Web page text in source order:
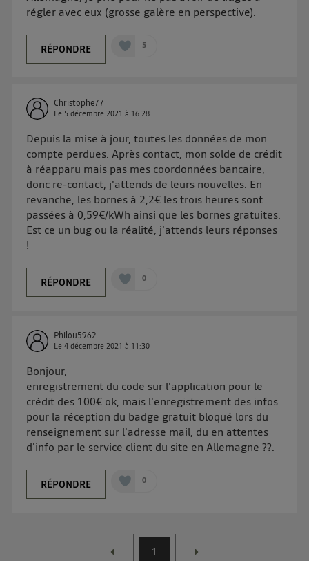
régler avec eux (grosse galère en perspective).
RÉPONDRE 5
Christophe77
Le 5 décembre 2021 à 16:28
Depuis la mise à jour, toutes les données de mon
compte perdues. Après contact, mon solde de crédit
à réapparu mais pas mes coordonnées bancaire,
donc re-contact, j'attends de leurs nouvelles. En
revanche, les bornes à 2,2€ les trois heures sont
passées à 0,59€/kWh ainsi que les bornes gratuites.
Est ce un bug ou la réalité, j'attends leurs réponses
!
RÉPONDRE 0
Philou5962
Le4 décembre 2021 à 11:30
Bonjour,
enregistrement du code sur l'application pour le
crédit des 100€ ok, mais l'enregistrement des infos
pour la réception du badge gratuit bloqué lors du
renseignement sur l'adresse mail, du en attentes
d'info par le service client du site en Allemagne ??.
RÉPONDRE 0
1